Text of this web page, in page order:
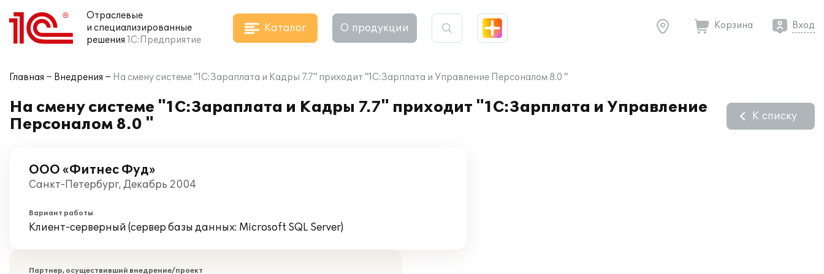
Отраслевые
и специализированные
решения 1С:Предприятие
Каталог О продукции Корзина Вход
Главная Внедрения На смену системе "1С:Зараплата и Кадры 7.7" приходит "1С:Зарплата и Управление Персоналом 8.0 "
На смену системе "1С:Зараплата и Кадры 7.7" приходит "1С:Зарплата и Управление
Персоналом 8.0 "
К списку
ООО «Фитнес Фуд»
Санкт-Петербург, Декабрь 2004
Вариант работы
Клиент-серверный (сервер базы данных: Microsoft SQL Server)
Партнер, осуществивший внедрение/проект